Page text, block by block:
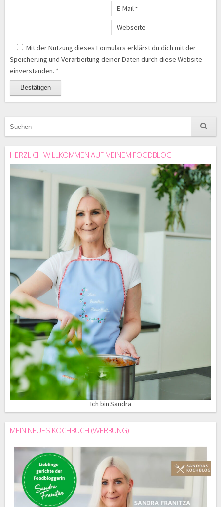
E-Mail *
Webseite
Mit der Nutzung dieses Formulars erklärst du dich mit der
Speicherung und Verarbeitung deiner Daten durch diese Website
einverstanden. *
HERZLICH WILLKOMMEN AUF MEINEM FOODBLOG
Ich bin Sandra
MEIN NEUES KOCHBUCH (WERBUNG)